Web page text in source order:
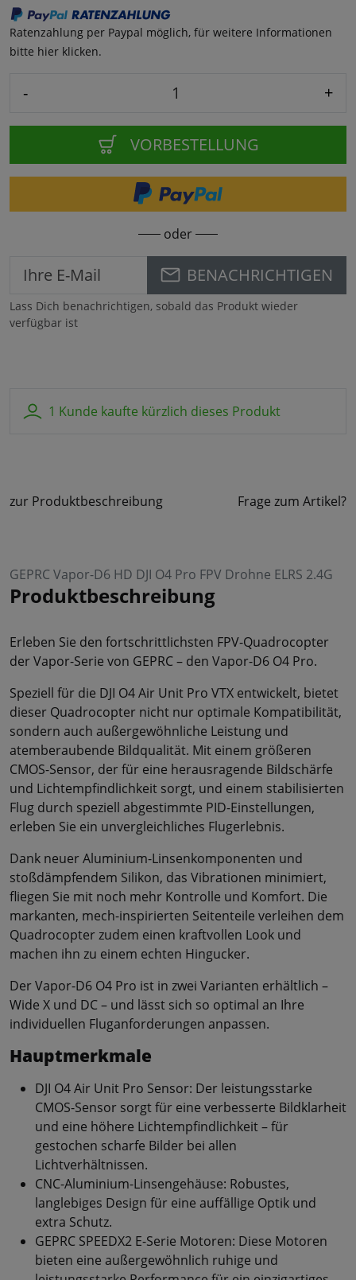
Ratenzahlung per Paypal möglich, für weitere Informationen
bitte hier klicken.
- +
VORBESTELLUNG
oder
BENACHRICHTIGEN
Lass Dich benachrichtigen, sobald das Produkt wieder
verfügbar ist
1 Kunde kaufte kürzlich dieses Produkt
zur Produktbeschreibung Frage zum Artikel?
GEPRC Vapor-D6 HD DJI O4 Pro FPV Drohne ELRS 2.4G
Produktbeschreibung
Erleben Sie den fortschrittlichsten FPV-Quadrocopter
der Vapor-Serie von GEPRC – den Vapor-D6 O4 Pro.
Speziell für die DJI O4 Air Unit Pro VTX entwickelt, bietet
dieser Quadrocopter nicht nur optimale Kompatibilität,
sondern auch außergewöhnliche Leistung und
atemberaubende Bildqualität. Mit einem größeren
CMOS-Sensor, der für eine herausragende Bildschärfe
und Lichtempfindlichkeit sorgt, und einem stabilisierten
Flug durch speziell abgestimmte PID-Einstellungen,
erleben Sie ein unvergleichliches Flugerlebnis.
Dank neuer Aluminium-Linsenkomponenten und
stoßdämpfendem Silikon, das Vibrationen minimiert,
fliegen Sie mit noch mehr Kontrolle und Komfort. Die
markanten, mech-inspirierten Seitenteile verleihen dem
Quadrocopter zudem einen kraftvollen Look und
machen ihn zu einem echten Hingucker.
Der Vapor-D6 O4 Pro ist in zwei Varianten erhältlich –
Wide X und DC – und lässt sich so optimal an Ihre
individuellen Fluganforderungen anpassen.
Hauptmerkmale
DJI O4 Air Unit Pro Sensor: Der leistungsstarke
CMOS-Sensor sorgt für eine verbesserte Bildklarheit
und eine höhere Lichtempfindlichkeit – für
gestochen scharfe Bilder bei allen
Lichtverhältnissen.
CNC-Aluminium-Linsengehäuse: Robustes,
langlebiges Design für eine auffällige Optik und
extra Schutz.
GEPRC SPEEDX2 E-Serie Motoren: Diese Motoren
bieten eine außergewöhnlich ruhige und